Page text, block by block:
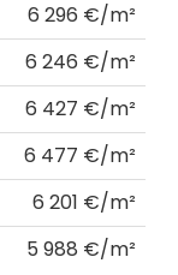
6 296 €/m²
6 246 €/m²
6 427 €/m²
6 477 €/m²
6 201 €/m²
5 988 €/m²